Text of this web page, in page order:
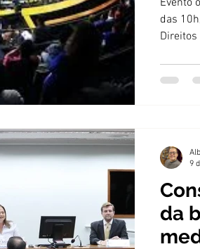
Evento
das
Direitos
da
9